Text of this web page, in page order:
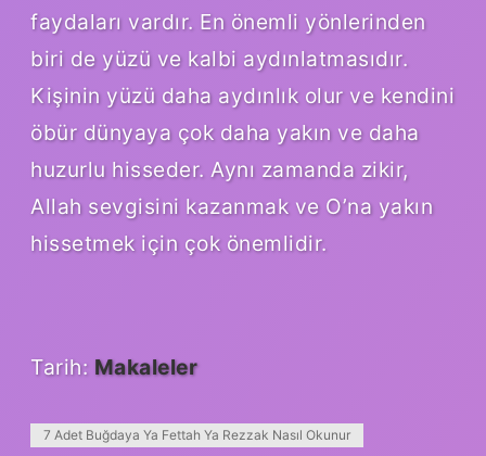
faydaları vardır. En önemli yönlerinden
biri de yüzü ve kalbi aydınlatmasıdır.
Kişinin yüzü daha aydınlık olur ve kendini
öbür dünyaya çok daha yakın ve daha
huzurlu hisseder. Aynı zamanda zikir,
Allah sevgisini kazanmak ve O’na yakın
hissetmek için çok önemlidir.
Tarih: Makaleler
7 Adet Buğdaya Ya Fettah Ya Rezzak Nasıl Okunur